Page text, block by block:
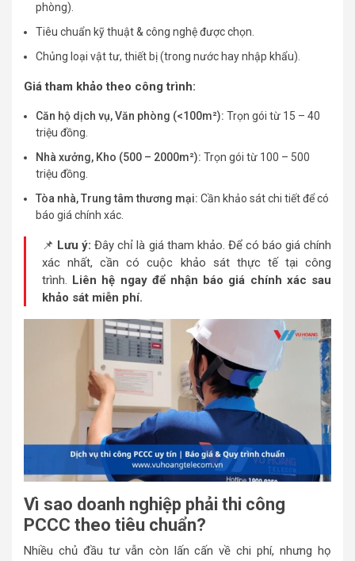
phòng).
Tiêu chuẩn kỹ thuật & công nghệ được chọn.
Chủng loại vật tư, thiết bị (trong nước hay nhập khẩu).
Giá tham khảo theo công trình:
Căn hộ dịch vụ, Văn phòng (<100m²): Trọn gói từ 15 – 40
triệu đồng.
Nhà xưởng, Kho (500 – 2000m²): Trọn gói từ 100 – 500
triệu đồng.
Tòa nhà, Trung tâm thương mại: Cần khảo sát chi tiết để có
báo giá chính xác.
📌 Lưu ý: Đây chỉ là giá tham khảo. Để có báo giá chính
xác nhất, cần có cuộc khảo sát thực tế tại công
trình. Liên hệ ngay để nhận báo giá chính xác sau
khảo sát miễn phí.
Vì sao doanh nghiệp phải thi công
PCCC theo tiêu chuẩn?
Nhiều chủ đầu tư vẫn còn lấn cấn về chi phí, nhưng họ